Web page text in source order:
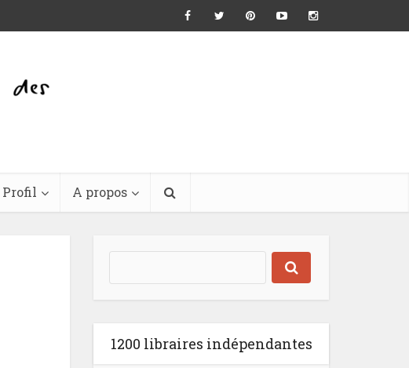
Profil A propos
1200 libraires indépendantes